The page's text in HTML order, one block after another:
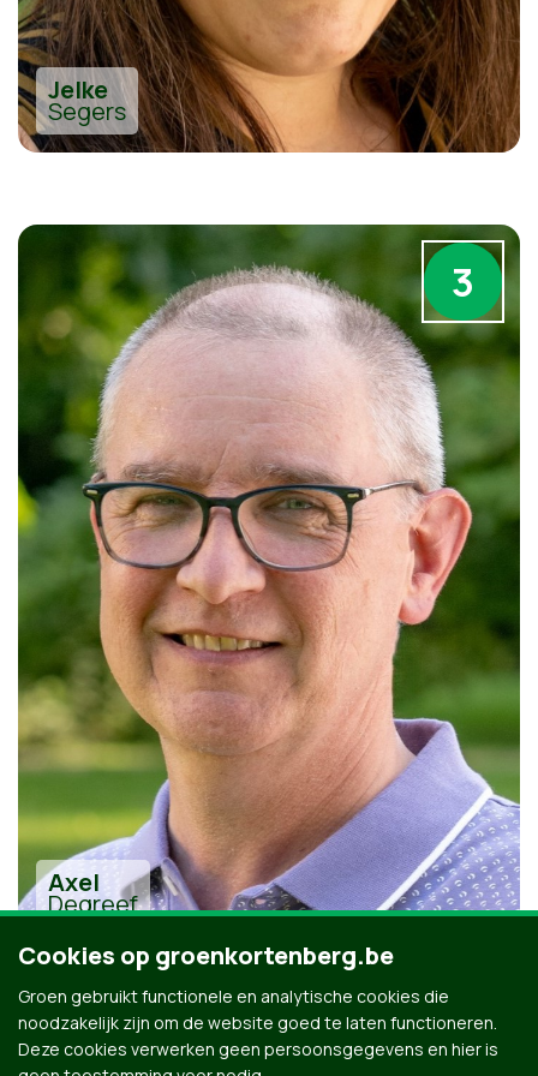
Jelke
Segers
3
Axel
Degreef
Cookies op groenkortenberg.be
Groen gebruikt functionele en analytische cookies die
noodzakelijk zijn om de website goed te laten functioneren.
Deze cookies verwerken geen persoonsgegevens en hier is